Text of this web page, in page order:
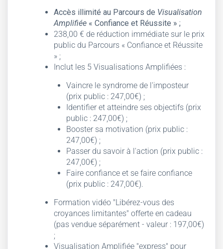
Accès illimité au Parcours de Visualisation
Amplifiée « Confiance et Réussite » ;
238,00 € de réduction immédiate sur le prix
public du Parcours « Confiance et Réussite
» ;
Inclut les 5 Visualisations Amplifiées :
Vaincre le syndrome de l'imposteur
(prix public : 247,00€) ;
Identifier et atteindre ses objectifs (prix
public : 247,00€) ;
Booster sa motivation (prix public :
247,00€) ;
Passer du savoir à l'action (prix public :
247,00€) ;
Faire confiance et se faire confiance
(prix public : 247,00€).
Formation vidéo "Libérez-vous des
croyances limitantes" offerte en cadeau
(pas vendue séparément - valeur : 197,00€)
;
Visualisation Amplifiée "express" pour